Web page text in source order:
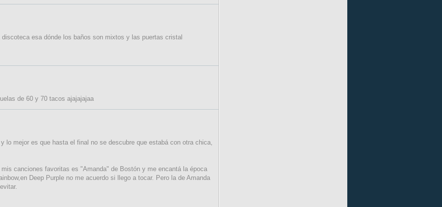
esa dónde los baños son mixtos y las puertas cristal
de 60 y 70 tacos ajajajajaa
lo mejor es que hasta el final no se descubre que estabá con otra chica,
canciones favoritas es "Amanda" de Bostón y me encantá la época
Deep Purple no me acuerdo si llego a tocar. Pero la de Amanda